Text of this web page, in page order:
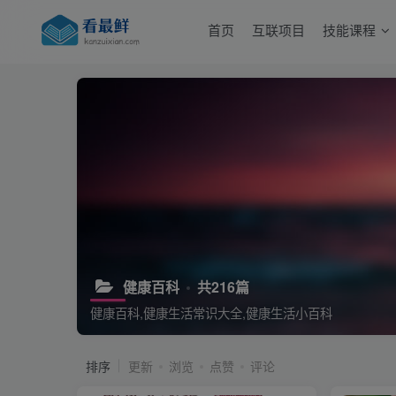
首页 互联项目 技能课程
健康百科 共216篇
健康百科,健康生活常识大全,健康生活小百科
排序 更新 浏览 点赞 评论